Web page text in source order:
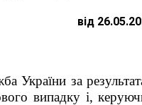
від
України за
випадку і,